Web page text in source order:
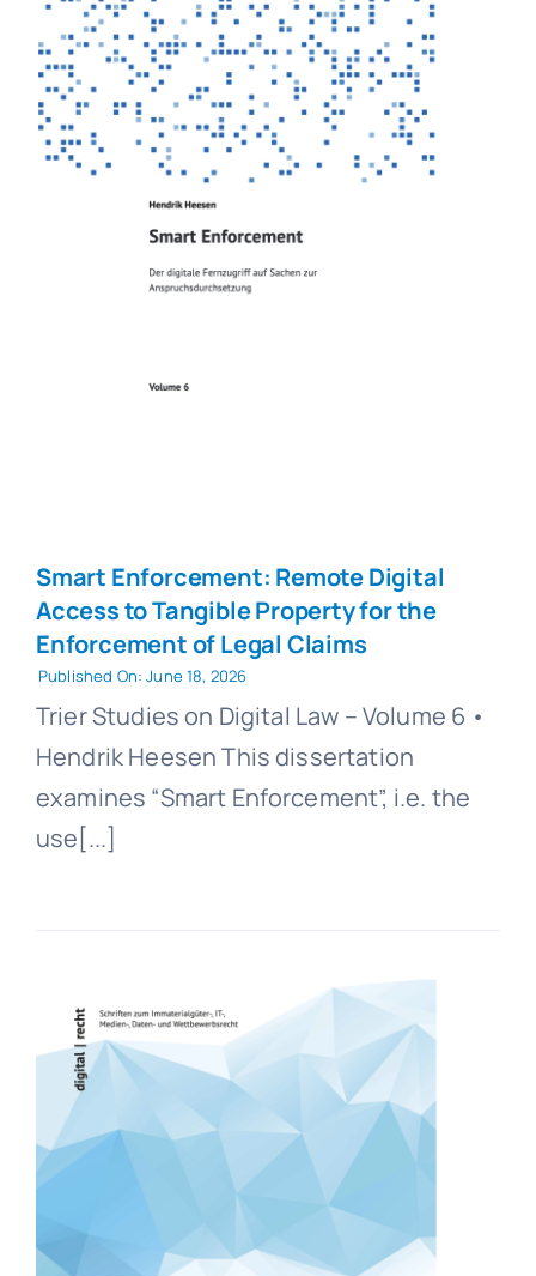
Smart Enforcement: Remote Digital
Access to Tangible Property for the
Enforcement of Legal Claims
Published On: June 18, 2026
Trier Studies on Digital Law – Volume 6 •
Hendrik Heesen This dissertation
examines “Smart Enforcement”, i.e. the
use[...]